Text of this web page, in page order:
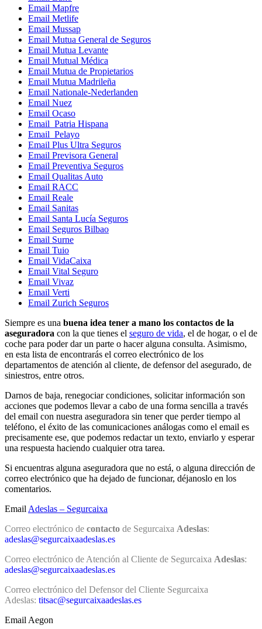
Email Mapfre
Email Metlife
Email Mussap
Email Mutua General de Seguros
Email Mutua Levante
Email Mutual Médica
Email Mutua de Propietarios
Email Mutua Madrileña
Email Nationale-Nederlanden
Email Nuez
Email Ocaso
Email Patria Hispana
Email Pelayo
Email Plus Ultra Seguros
Email Previsora General
Email Preventiva Seguros
Email Qualitas Auto
Email RACC
Email Reale
Email Sanitas
Email Santa Lucía Seguros
Email Seguros Bilbao
Email Surne
Email Tuio
Email VidaCaixa
Email Vital Seguro
Email Vivaz
Email Verti
Email Zurich Seguros
Siempre es una buena idea tener a mano los contactos de la
aseguradora con la que tienes el seguro de vida, el de hogar, o el de
coche para poder dar un parte o hacer alguna consulta. Asimismo,
en esta lista de encontrarás el correo electrónico de los
departamentos de atención al cliente, de defensor del asegurado, de
siniestros, entre otros.
Darnos de baja, renegociar condiciones, solicitar información son
acciones que podemos llevar a cabo de una forma sencilla a través
del email con nuestra aseguradora sin tener que perder tiempo al
teléfono, el éxito de las comunicaciones análogas como el email es
precisamente ese, que podemos redactar un texto, enviarlo y esperar
una respuesta haciendo cualquier otra tarea.
Si encuentras alguna aseguradora que no está, o alguna dirección de
correo electrónico que ha dejado de funcionar, déjanoslo en los
comentarios.
Email Adeslas – Segurcaixa
Correo electrónico de contacto de Segurcaixa Adeslas:
adeslas@segurcaixaadeslas.es
Correo electrónico de Atención al Cliente de Segurcaixa Adeslas:
adeslas@segurcaixaadeslas.es
Correo electrónico del Defensor del Cliente Segurcaixa
Adeslas: titsac@segurcaixaadeslas.es
Email Aegon